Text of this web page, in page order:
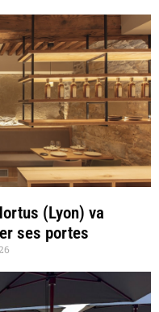
(Lyon) va
ses portes